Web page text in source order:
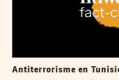
Antiterrorisme en